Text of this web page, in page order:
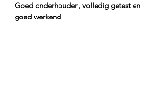
Goed onderhouden, volledig getest en
goed werkend